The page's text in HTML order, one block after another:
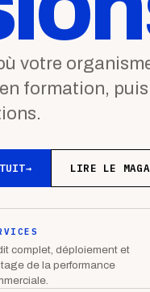
votre
formation,
→ LIRE LE
complet, déploiement et
de la performance